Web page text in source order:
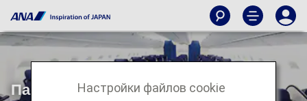
Пассажиры, которые обычно
Настройки файлов cookie